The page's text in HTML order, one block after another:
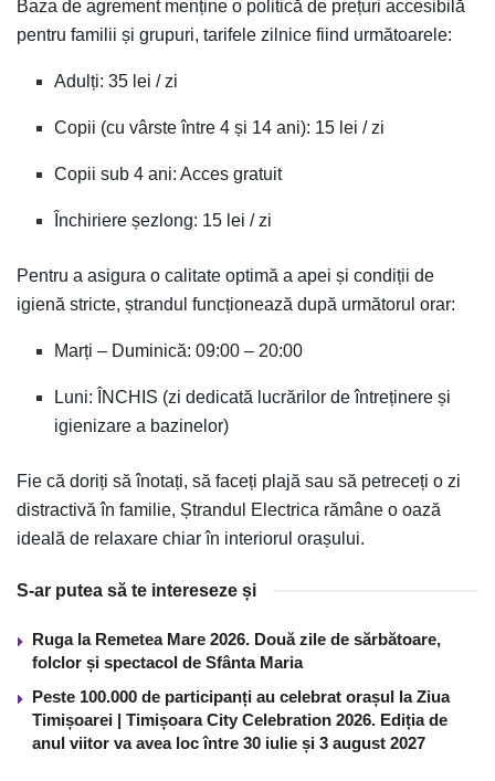
Baza de agrement menține o politică de prețuri accesibilă
pentru familii și grupuri, tarifele zilnice fiind următoarele:
Adulți: 35 lei / zi
Copii (cu vârste între 4 și 14 ani): 15 lei / zi
Copii sub 4 ani: Acces gratuit
Închiriere șezlong: 15 lei / zi
Pentru a asigura o calitate optimă a apei și condiții de
igienă stricte, ștrandul funcționează după următorul orar:
Marți – Duminică: 09:00 – 20:00
Luni: ÎNCHIS (zi dedicată lucrărilor de întreținere și
igienizare a bazinelor)
Fie că doriți să înotați, să faceți plajă sau să petreceți o zi
distractivă în familie, Ștrandul Electrica rămâne o oază
ideală de relaxare chiar în interiorul orașului.
S-ar putea să te intereseze și
Ruga la Remetea Mare 2026. Două zile de sărbătoare,
folclor și spectacol de Sfânta Maria
Peste 100.000 de participanți au celebrat orașul la Ziua
Timișoarei | Timișoara City Celebration 2026. Ediția de
anul viitor va avea loc între 30 iulie și 3 august 2027